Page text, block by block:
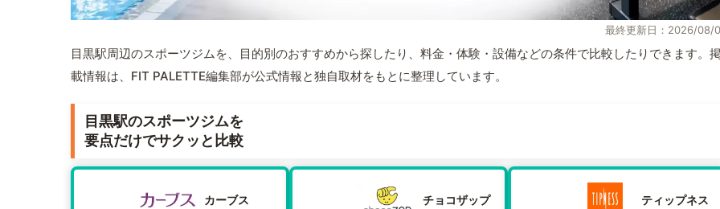
最終更新日：2026/08/
目黒駅周辺のスポーツジムを、目的別のおすすめから探したり、料金・体験・設備などの条件で比較したりできます。
載情報は、FIT PALETTE編集部が公式情報と独自取材をもとに整理しています。
目黒駅のスポーツジムを
要点だけでサクッと比較
カーブス チョコザップ ティップネス